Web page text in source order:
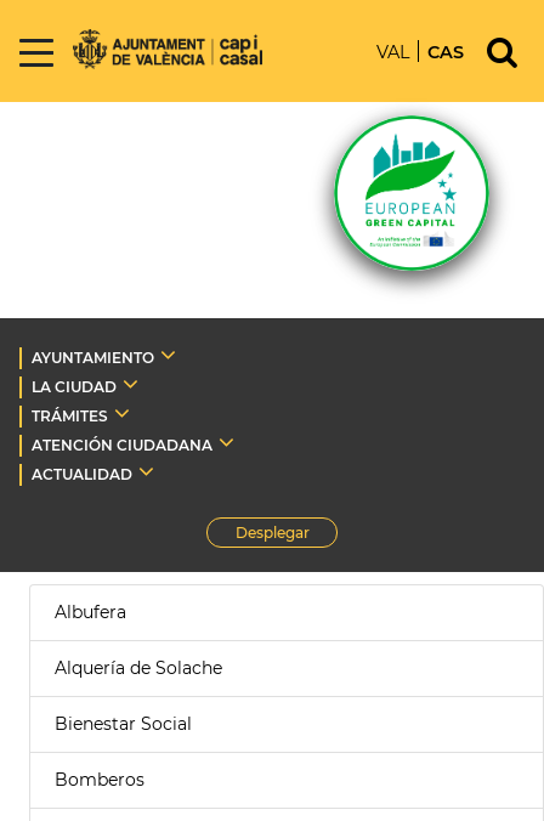
VAL CAS
AYUNTAMIENTO
LA CIUDAD
TRÁMITES
ATENCIÓN CIUDADANA
ACTUALIDAD
Desplegar
Albufera
Alquería de Solache
Bienestar Social
Bomberos